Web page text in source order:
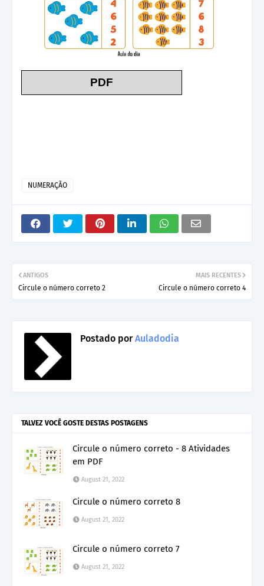
PDF
NUMERAÇÃO
MAIS RECENTES
Circule o número correto 4
ANTIGOS
Circule o número correto 2
Postado porAuladodia
TALVEZ VOCÊ GOSTE DESTAS POSTAGENS
Circule o número correto - 8 Atividades
em PDF
August 21, 2022
Circule o número correto 8
August 21, 2022
Circule o número correto 7
August 21, 2022